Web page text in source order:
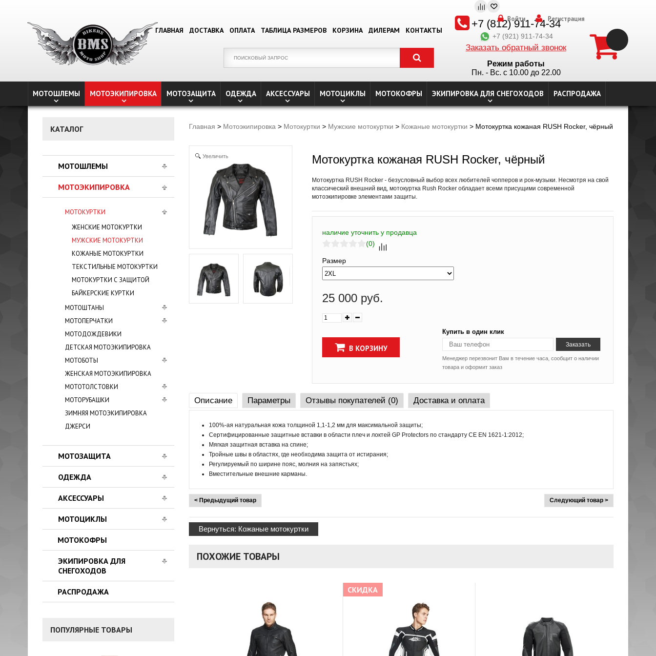
ГЛАВНАЯ ДОСТАВКА ОПЛАТА ТАБЛИЦА РАЗМЕРОВ КОРЗИНА ДИЛЕРАМ КОНТАКТЫ
+7 (812) 911-74-34
+7 (921) 911-74-34
Заказать обратный звонок
Режим работы
Пн. - Вс. с 10.00 до 22.00
Войти Регистрация
МОТОШЛЕМЫ МОТОЭКИПИРОВКА МОТОЗАЩИТА ОДЕЖДА АКСЕССУАРЫ МОТОЦИКЛЫ МОТОКОФРЫ ЭКИПИРОВКА ДЛЯ СНЕГОХОДОВ РАСПРОДАЖА
КАТАЛОГ
МОТОШЛЕМЫ
МОТОЭКИПИРОВКА
МОТОКУРТКИ
ЖЕНСКИЕ МОТОКУРТКИ
МУЖСКИЕ МОТОКУРТКИ
КОЖАНЫЕ МОТОКУРТКИ
ТЕКСТИЛЬНЫЕ МОТОКУРТКИ
МОТОКУРТКИ С ЗАЩИТОЙ
БАЙКЕРСКИЕ КУРТКИ
МОТОШТАНЫ
МОТОПЕРЧАТКИ
МОТОДОЖДЕВИКИ
ДЕТСКАЯ МОТОЭКИПИРОВКА
МОТОБОТЫ
ЖЕНСКАЯ МОТОЭКИПИРОВКА
МОТОТОЛСТОВКИ
МОТОРУБАШКИ
ЗИМНЯЯ МОТОЭКИПИРОВКА
ДЖЕРСИ
МОТОЗАЩИТА
ОДЕЖДА
АКСЕССУАРЫ
МОТОЦИКЛЫ
МОТОКОФРЫ
ЭКИПИРОВКА ДЛЯ
СНЕГОХОДОВ
РАСПРОДАЖА
ПОПУЛЯРНЫЕ ТОВАРЫ
Главная > Мотоэкипировка > Мотокуртки > Мужские мотокуртки > Кожаные мотокуртки > Мотокуртка кожаная RUSH Rocker, чёрный
Мотокуртка кожаная RUSH Rocker, чёрный
Мотокуртка RUSH Rocker - безусловный выбор всех любителей чопперов и рок-музыки. Несмотря на свой
классический внешний вид, мотокуртка Rush Rocker обладает всеми присущими современной
мотоэкипировке элементами защиты.
наличие уточнить у продавца
(0)
Размер
25 000 руб.
В КОРЗИНУ
Купить в один клик
Менеджер перезвонит Вам в течение часа, сообщит о наличии
товара и оформит заказ
Увеличить
Описание Параметры Отзывы покупателей (0) Доставка и оплата
100%-ая натуральная кожа толщиной 1,1-1,2 мм для максимальной защиты;
Сертифицированные защитные вставки в области плеч и локтей GP Protectors по стандарту CE EN 1621-1:2012;
Мягкая защитная вставка на спине;
Тройные швы в областях, где необходима защита от истирания;
Регулируемый по ширине пояс, молния на запястьях;
Вместительные внешние карманы.
< Предыдущий товар Следующий товар >
Вернуться: Кожаные мотокуртки
ПОХОЖИЕ ТОВАРЫ
СКИДКА